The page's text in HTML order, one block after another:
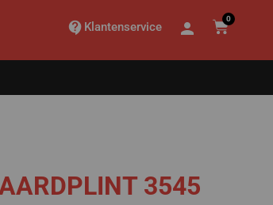
Klantenservice
0
3545